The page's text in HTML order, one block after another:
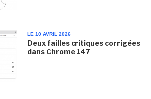
LE 10 AVRIL 2026
Deux failles critiques corrigées
dans Chrome 147